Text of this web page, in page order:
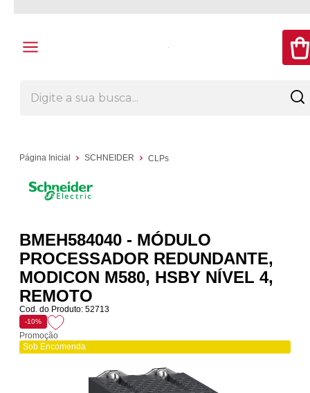
Página Inicial SCHNEIDER CLPs
BMEH584040 - MÓDULO
PROCESSADOR REDUNDANTE,
MODICON M580, HSBY NÍVEL 4,
REMOTO
Cod. do Produto: 52713
-10%
Promoção
Sob Encomenda